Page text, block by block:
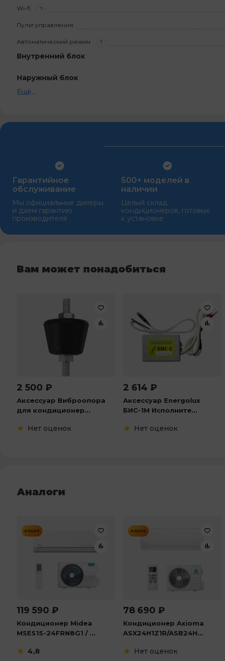
Wi-fi ?
Пульт управления
Автоматический режим ?
Внутренний блок
Наружный блок
Ещё...
Гарантийное
обслуживание
Мы официальные дилеры
и даем гарантию
производителя
500+ моделей в
наличии
Целый склад
кондиционеров, готовых
к установке
Вам может понадобиться
2 500 ₽
Аксессуар Виброопора
для кондиционер...
Нет оценок
2 614 ₽
Аксессуар Energolux
БИС-1М Исполните...
Нет оценок
Аналоги
АКЦИЯ
119 590 ₽
Кондиционер Midea
MSES1S-24FRN8G1 / ...
4,8
АКЦИЯ
78 690 ₽
Кондиционер Axioma
ASX24H1Z1R/ASB24H...
Нет оценок